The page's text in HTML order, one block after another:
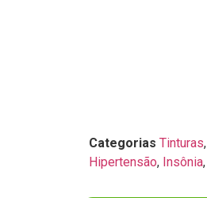
Categorias Tinturas,
Hipertensão, Insônia,